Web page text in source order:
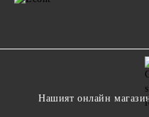
Нашият онлайн